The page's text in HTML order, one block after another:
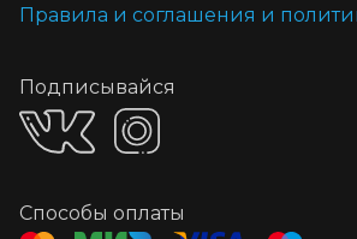
Правила и соглашения и
Подписывайся
Способы оплаты